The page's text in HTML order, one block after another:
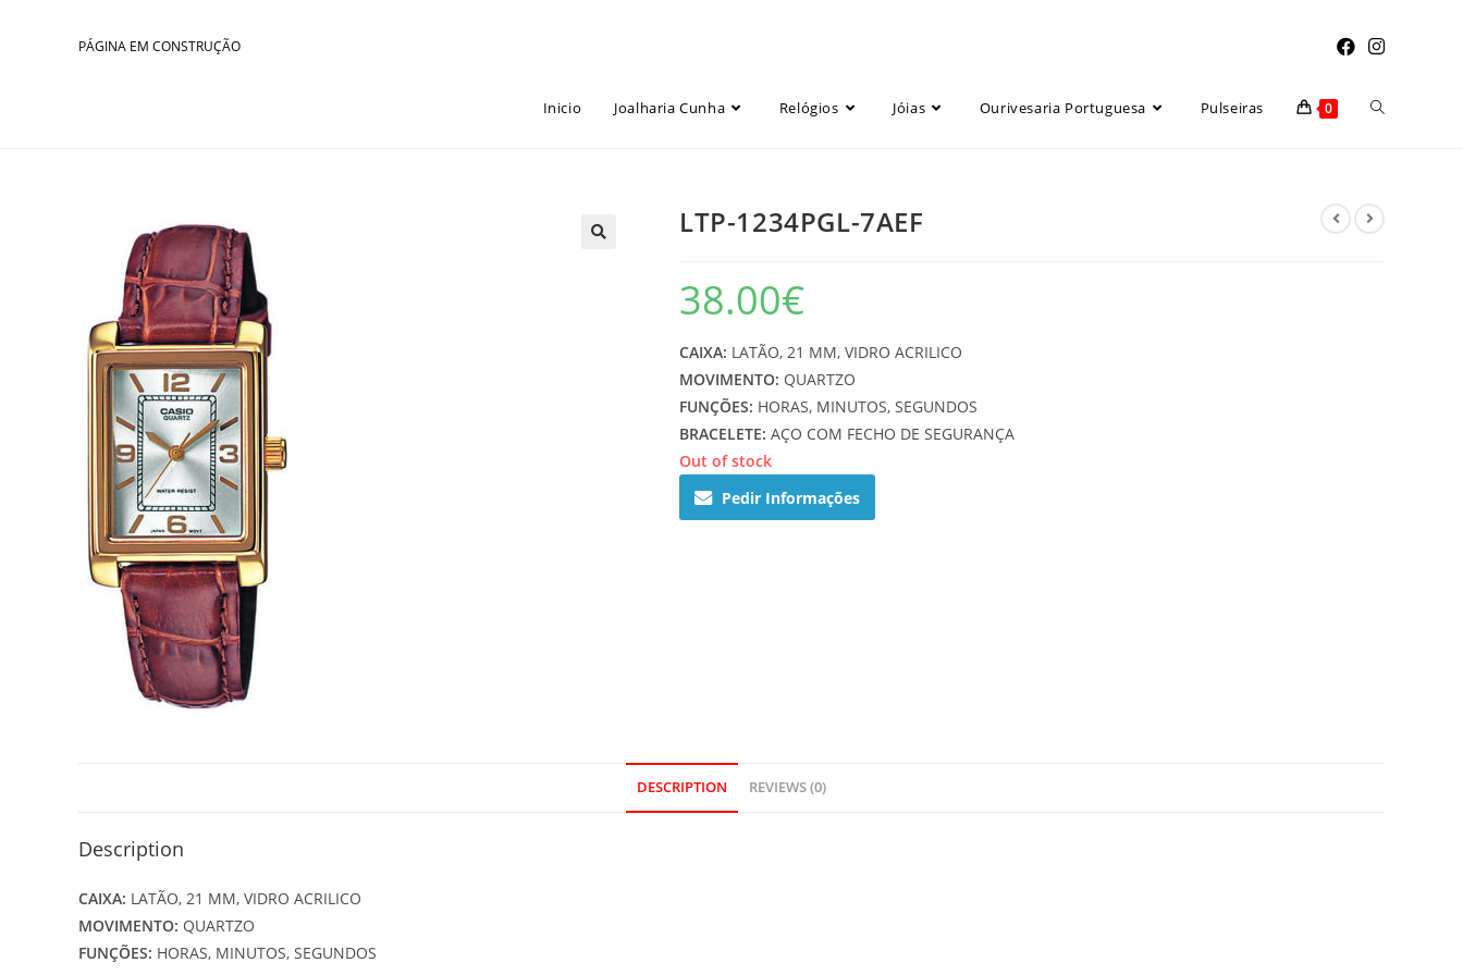
PÁGINA EM CONSTRUÇÃO
Inicio Joalharia Cunha Relógios Jóias Ourivesaria Portuguesa Pulseiras 0 Toggle
LTP-1234PGL-7AEF
38.00€
CAIXA: LATÃO, 21 MM, VIDRO ACRILICO
MOVIMENTO: QUARTZO
FUNÇÕES: HORAS, MINUTOS, SEGUNDOS
BRACELETE: AÇO COM FECHO DE SEGURANÇA
Out of stock
Pedir Informações
DESCRIPTION REVIEWS (0)
Description
CAIXA: LATÃO, 21 MM, VIDRO ACRILICO
MOVIMENTO: QUARTZO
FUNÇÕES: HORAS, MINUTOS, SEGUNDOS